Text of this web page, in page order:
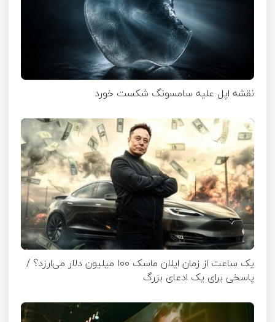
نقشه اپل علیه سامسونگ شکست خورد
یک ساعت از زمان ایلان ماسک ۱۰۰ میلیون دلار می‌ارزد؟ /
پاسخی برای یک ادعای بزرگ